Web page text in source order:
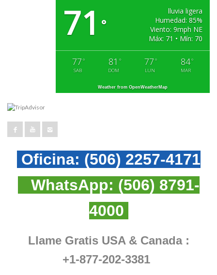
71 °
lluvia ligera
Humedad: 85%
Viento: 9mph NE
Máx: 71 • Mín: 70
77 °
SAB
81 °
DOM
77 °
LUN
84°
MAR
Weather from OpenWeatherMap
Oficina: (506) 2257-4171
WhatsApp: (506) 8791-
4000
Llame Gratis USA & Canada :
+1-877-202-3381